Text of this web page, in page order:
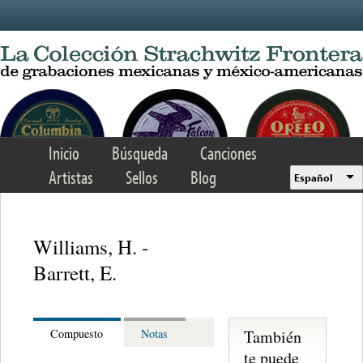
Inicio Búsqueda
Canciones
Artistas
Sellos Blog Español
Williams, H. -
Barrett, E.
Compuesto Notas
También
te puede